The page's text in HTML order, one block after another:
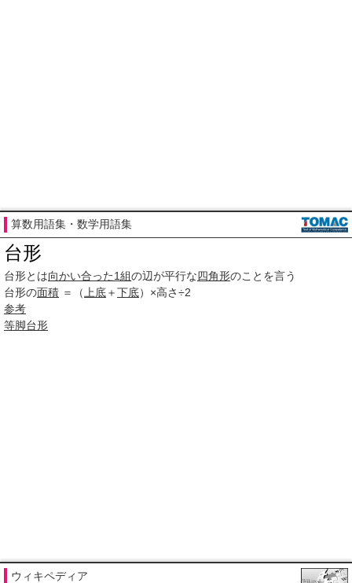
算数用語集・数学用語集
台形
台形とは向かい合った1組の辺が平行な四角形のことを言う
台形の面積 ＝（ 上底＋下底）×高さ÷2
参考
等脚台形
ウィキペディア